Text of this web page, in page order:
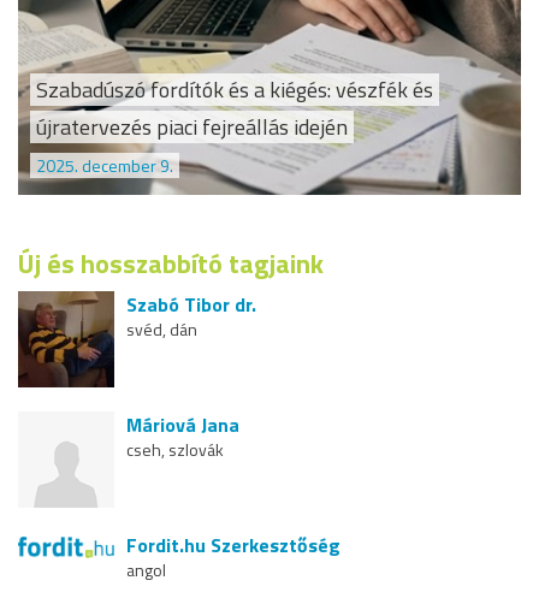
Szabadúszó fordítók és a kiégés: vészfék és
újratervezés piaci fejreállás idején
2025. december 9.
Új és hosszabbító tagjaink
Szabó Tibor dr.
svéd, dán
Máriová Jana
cseh, szlovák
Fordit.hu Szerkesztőség
angol